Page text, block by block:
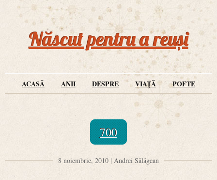
Născut pentru a reuși
ACASĂ ANII DESPRE VIAȚĂ POFTE
700
8 noiembrie, 2010 | Andrei Sălăgean